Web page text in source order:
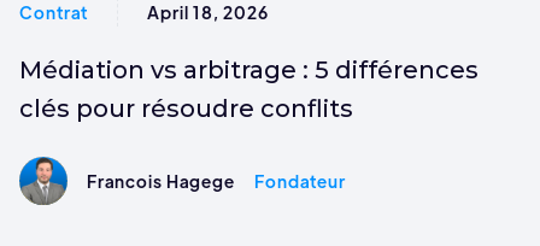
Contrat April 18, 2026
Médiation vs arbitrage : 5 différences
clés pour résoudre conflits
Francois Hagege Fondateur